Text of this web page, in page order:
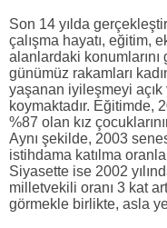
Son 14 yılda
çalışma hayatı, eğitim,
alanlardaki
günümüz rakamları
yaşanan iyileşmeyi
koymaktadır. Eğitimde,
%87 olan kız
Aynı şekilde, 2003
istihdama katılma
Siyasette ise 2002
milletvekili oranı 3 kat
görmekle birlikte, asla